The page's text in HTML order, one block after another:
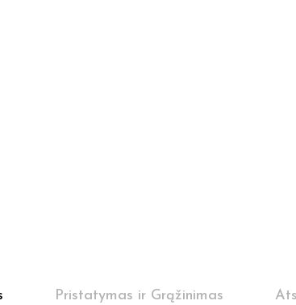
Pristatymas ir Grąžinimas